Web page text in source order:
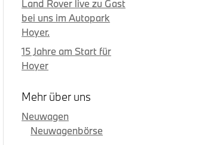
Land Rover live zu Gast
bei uns im Autopark
Hoyer.
15 Jahre am Start für
Hoyer
Mehr über uns
Neuwagen
Neuwagenbörse